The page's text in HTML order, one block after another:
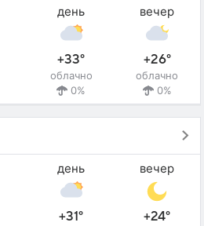
день
+33°
облачно
0%
вечер
+26°
облачно
0%
день
+31°
вечер
+24°